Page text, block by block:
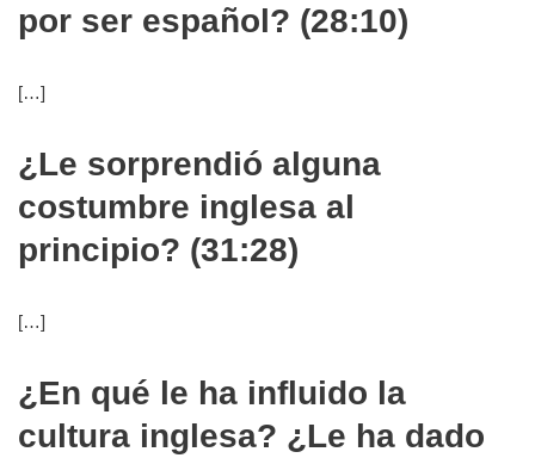
por ser español? (28:10)
[…]
¿Le sorprendió alguna
costumbre inglesa al
principio? (31:28)
[…]
¿En qué le ha influido la
cultura inglesa? ¿Le ha dado